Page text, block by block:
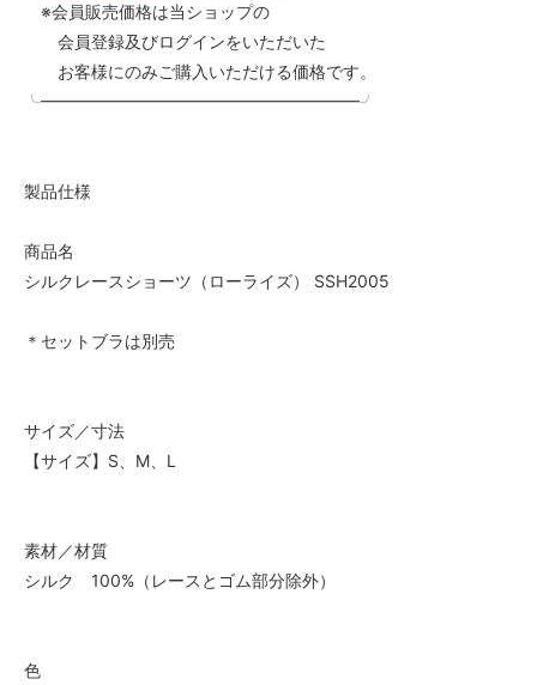
※会員販売価格は当ショップの
会員登録及びログインをいただいた
お客様にのみご購入いただける価格です。
╰━━━━━━━━━━━━━━━━━━━╯
製品仕様
商品名
シルクレースショーツ（ローライズ） SSH2005
＊セットブラは別売
サイズ／寸法
【サイズ】S、M、L
素材／材質
シルク 100%（レースとゴム部分除外）
色